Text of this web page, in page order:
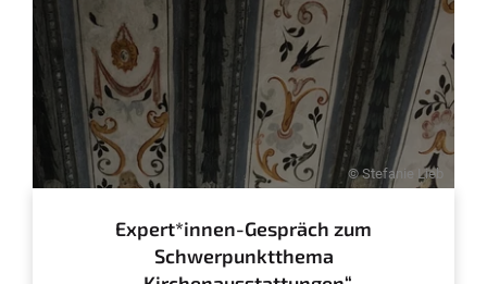
© Stefanie Lieb
Expert*innen-Gespräch zum
Schwerpunktthema